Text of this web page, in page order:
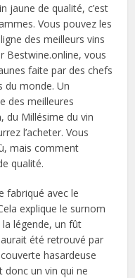
jaune de qualité, c’est
Vous pouvez les
des meilleurs vins
Bestwine.online, vous
faite par des chefs
du monde. Un
des meilleures
du Millésime du vin
l’acheter. Vous
mais comment
qualité.
fabriqué avec le
explique le surnom
la légende, un fût
été retrouvé par
hasardeuse
donc un vin qui ne